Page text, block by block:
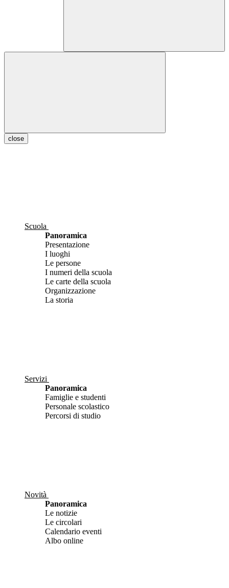
close
Scuola
Panoramica
Presentazione
I luoghi
Le persone
I numeri della scuola
Le carte della scuola
Organizzazione
La storia
Servizi
Panoramica
Famiglie e studenti
Personale scolastico
Percorsi di studio
Novità
Panoramica
Le notizie
Le circolari
Calendario eventi
Albo online